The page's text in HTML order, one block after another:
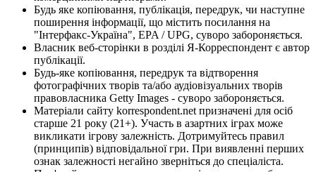
Будь яке копіювання, публікація, передрук, чи наступне
поширення інформації, що містить посилання на
"Інтерфакс-Україна", EPA / UPG, суворо забороняється.
Власник веб-сторінки в розділі Я-Корреспондент є автор
публікації.
Будь-яке копіювання, передрук та відтворення
фотографічних творів та/або аудіовізуальних творів
правовласника Getty Images - суворо забороняється.
Матеріали сайту korrespondent.net призначені для осіб
старше 21 року (21+). Участь в азартних іграх може
викликати ігрову залежність. Дотримуйтесь правил
(принципів) відповідальної гри. При виявленні перших
ознак залежності негайно зверніться до спеціаліста.